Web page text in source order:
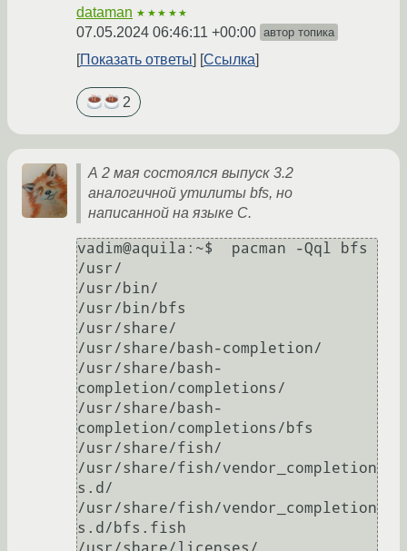
dataman ★★★★★
07.05.2024 06:46:11 +00:00 автор топика
Показать ответы Ссылка
2
А 2 мая состоялся выпуск 3.2
аналогичной утилиты bfs, но
написанной на языке C.
vadim@aquila:~$  pacman -Qql bfs
/usr/
/usr/bin/
/usr/bin/bfs
/usr/share/
/usr/share/bash-completion/
/usr/share/bash-
completion/completions/
/usr/share/bash-
completion/completions/bfs
/usr/share/fish/
/usr/share/fish/vendor_completion
s.d/
/usr/share/fish/vendor_completion
s.d/bfs.fish